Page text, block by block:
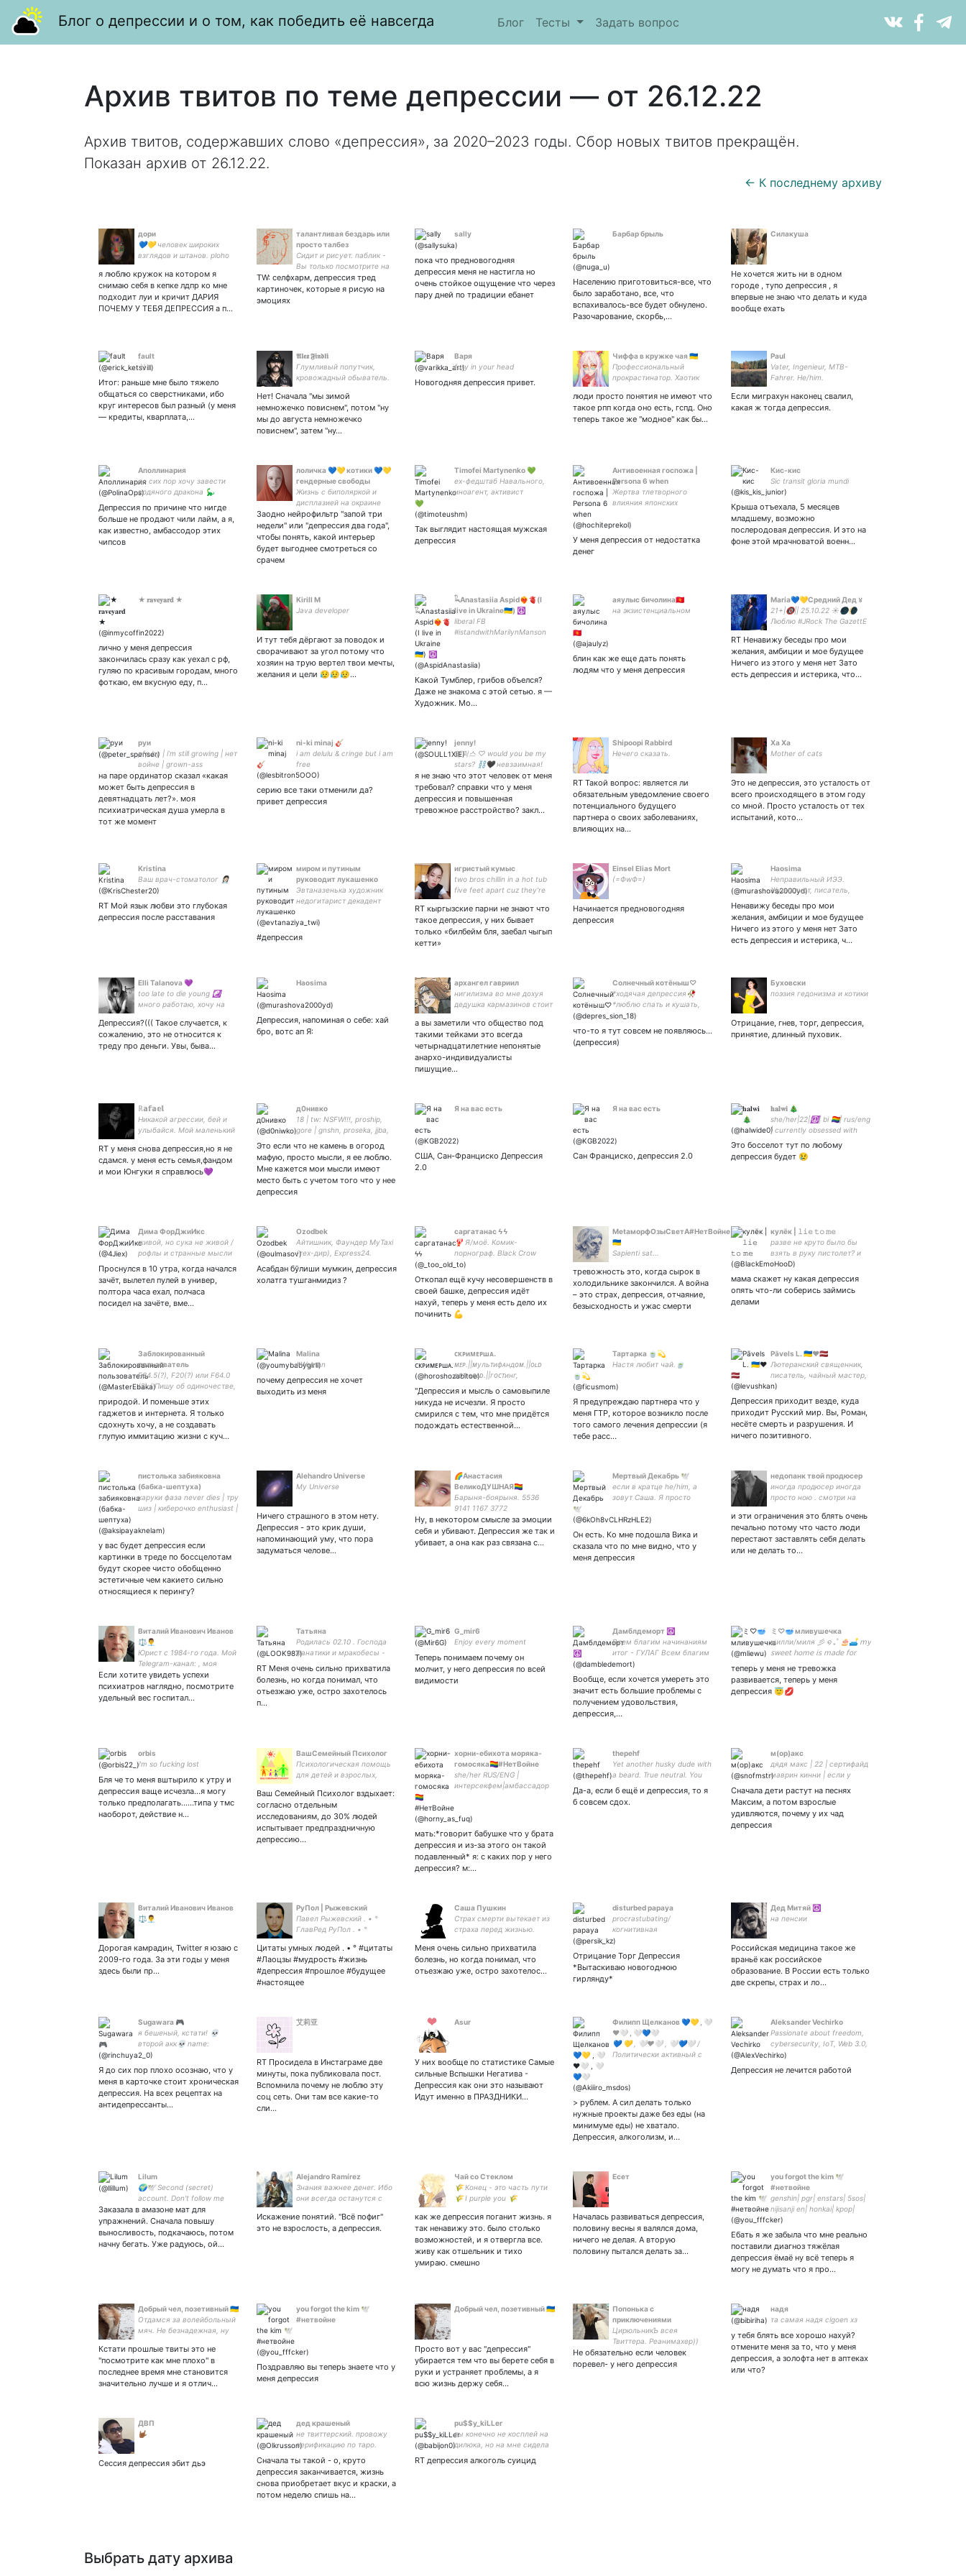
Блог о депрессии и о том, как победить её навсегда Блог Тесты Задать вопрос
Архив твитов по теме депрессии — от 26.12.22
Архив твитов, содержавших слово «депрессия», за 2020–2023 годы. Сбор новых твитов прекращён.
Показан архив от 26.12.22.
← К последнему архиву
дори
💙💛 человек широких
взглядов и штанов. ploho
я люблю кружок на котором я
снимаю себя в кепке лдпр ко мне
подходит луи и кричит ДАРИЯ
ПОЧЕМУ У ТЕБЯ ДЕПРЕССИЯ а п…
талантливая бездарь или
просто талбез
Сидит и рисует. паблик -
Вы только посмотрите на
это ворчащее нечто
TW: селфхарм, депрессия тред
картиночек, которые я рисую на
эмоциях
sally
пока что предновогодняя
депрессия меня не настигла но
очень стойкое ощущение что через
пару дней по традиции ебанет
Барбар брыль
Населению приготовиться-все, что
было заработано, все, что
вспахивалось-все будет обнулено.
Разочарование, скорбь,…
Силакуша
Не хочется жить ни в одном
городе , тупо депрессия , я
впервые не знаю что делать и куда
вообще ехать
fault
:))
Итог: раньше мне было тяжело
общаться со сверстниками, ибо
круг интересов был разный (у меня
— кредиты, кварплата,…
𝕬𝖑𝖊𝖝 𝕱𝖎𝖓𝖉𝖑𝖎
Глумливый попутчик,
кровожадный обыватель.
Нет! Сначала "мы зимой
немножечко повиснем", потом "ну
мы до августа немножечко
повиснем", затем "ну…
Варя
fury in your head
Новогодняя депрессия привет.
Чиффа в кружке чая 🇺🇦
Профессиональный
прокрастинатор. Хаотик
люди просто понятия не имеют что
такое рпп когда оно есть, гспд. Оно
теперь такое же "модное" как бы…
Paul
Vater, Ingenieur, MTB-
Fahrer. He/him.
Если миграхун наконец свалил,
какая ж тогда депрессия.
Аполлинария
до сих пор хочу завести
водяного дракона 🦕
Депрессия по причине что нигде
больше не продают чили лайм, а я,
как известно, амбассодор этих
чипсов
лоличка 💙💛 котики 💙💛
гендерные свободы
Жизнь с биполяркой и
дисплазией на окраине
Махачкалы и всякое
интересное про биологию
Заодно нейрофильтр "запой три
недели" или "депрессия два года",
чтобы понять, какой интерьер
будет выгоднее смотреться со
срачем
Timofei Martynenko 💚
ex-федштаб Навального,
иноагент, активист
мнение движения),
ассоциирую себя с
Россией 🕊️🇷🇺🇸🇪🏳️‍🌈
Так выглядит настоящая мужская
депрессия
Антивоенная госпожа |
Persona 6 when
Жертва тлетворного
влияния японских
для детей, мемным часом
фантазиями. Арт акк -
У меня депрессия от недостатка
денег
Кис-кис
Sic transit gloria mundi
Крыша отъехала, 5 месяцев
младшему, возможно
послеродовая депрессия. И это на
фоне этой мрачноватой военн…
★ 𝐫𝐚𝐯𝐞𝐲𝐚𝐫𝐝 ★
лично у меня депрессия
закончилась сразу как уехал с рф,
гуляю по красивым городам, много
фоткаю, ем вкусную еду, п…
Kirill M
Java developer
И тут тебя дёргают за поводок и
сворачивают за угол потому что
хозяин на трую вертел твои мечты,
желания и цели 😥😥😥…
𓆗Anastasiia Aspid❤️‍🔥🫀(I
live in Ukraine🇺🇦) ☮
liberal FB
#istandwithMarilynManson
➡️#ISTANDwithJEWS⬅️
Какой Тумблер, грибов объелся?
Даже не знакома с этой сетью. я —
Художник. Мо…
аяулыс бичолина🇰🇬
на экзистенциальном
блин как же еще дать понять
людям что у меня депрессия
Maria💙💛Средний Дед ४
21+|🔞|| 25.10.22 ☀️🌑🌘
Люблю #JRock The GazettE
🐈 Marilyn Manson📢
Rammstein🔥 И вкусно
поесть | #loki #marvel
RT Ненавижу беседы про мои
желания, амбиции и мое будущее
Ничего из этого у меня нет Зато
есть депрессия и истерика, что…
руи
pfp by | i’m still growing | нет
войне | grown-ass
borderline parental figure for
на паре ординатор сказал «какая
может быть депрессия в
девятнадцать лет?». моя
психиатрическая душа умерла в
тот же момент
ni-ki minaj 🎸
i am delulu & cringe but i am
free
серию все таки отменили да?
привет депрессия
jenny!
펠릭스 ♡ would you be my
stars? ⛓️🖤 невзаимная!
переехала с бывшая эрида
а теперь просто женя,
мяу~ тгшка!
я не знаю что этот человек от меня
требовал? справки что у меня
депрессия и повышенная
тревожное расстройство? закл…
Shipoopi Rabbird
Нечего сказать.
RT Такой вопрос: является ли
обязательным уведомление своего
потенциального будущего
партнера о своих заболеваниях,
влияющих на…
Ха Ха
Mother of cats
Это не депрессия, это усталость от
всего происходящего в этом году
со мной. Просто усталость от тех
испытаний, кото…
Kristina
Ваш врач-стоматолог 👩🏻‍⚕️
RT Мой язык любви это глубокая
депрессия после расставания
миром и путиным
руководит лукашенко
Эвтаназенька художник
недогитарист декадент
The Matrixx ахуеваю от
#депрессия
игристый кумыс
two bros chillin in a hot tub
five feet apart cuz they're
RT кыргызские парни не знают что
такое депрессия, у них бывает
только «билбейм бля, заебал чыгып
кетти»
Einsel Elias Mort
(=ФwФ=)
Начинается предновогодняя
депрессия
Haosima
Неправильный ИЭЭ.
Журналист, писатель,
выбирайте сами. Ищите
как Haosima #games #books
#dnd #taro Пытаюсь учить
🇩🇪 #she #sie 😂🌏🎮📸📖🎥
Ненавижу беседы про мои
желания, амбиции и мое будущее
Ничего из этого у меня нет Зато
есть депрессия и истерика, ч…
Elli Talanova 💜
too late to die young ☯
много работаю, хочу на
в Сеул и на Чеджу, и да,
похоже, я army bts ❤
Депрессия?((( Такое случается, к
сожалению, это не относится к
треду про деньги. Увы, быва…
Haosima
Депрессия, напоминая о себе: хай
бро, вотс ап Я:
архангел гавриил
нигилизма во мне дохуя
дедушка кармазинов стоит
говорю старина съеби
нахуй даю революционную
прокламацию и все говорю
забирай и съебывай
а вы заметили что общество под
такими тейками это всегда
четырнадцатилетние непонятые
анархо-индивидуалисты
пишущие…
Солнечный котёныш♡
*ходячая депрессия🥀
*люблю спать и кушать,
значит и тебя полюблю💗
единственный
что-то я тут совсем не появляюсь...
(депрессия)
Буховски
поэзия гедонизма и котики
Отрицание, гнев, торг, депрессия,
принятие, длинный пуховик.
ℝ𝕒𝕗𝕒𝕖𝕝
Никакой агрессии, бей и
улыбайся. Мой маленький
RT у меня снова депрессия,но я не
сдамся. у меня есть семья,фандом
и мои Юнгуки я справлюсь💜
д0нивко
18 | tw: NSFW!!!, proship,
gore | gnshn, proseka, jjba,
лблюб
Это если что не камень в огород
мафую, просто мысли, я ее люблю.
Мне кажется мои мысли имеют
место быть с учетом того что у нее
депрессия
Я на вас есть
США, Сан-Франциско Депрессия
2.0
Я на вас есть
Сан Франциско, депрессия 2.0
𝐡𝐚𝐥𝐰𝐢 🎄
she/her|22|☮️| bi 🏳️‍🌈| rus/eng
| currently obsessed with
#DeathStranding
Это босселот тут по любому
депрессия будет 😢
Дима ФорДжиИкс
живой, но сука не живой /
рофлы и странные мысли
Проснулся в 10 утра, когда начался
зачёт, вылетел пулей в универ,
полтора часа ехал, полчаса
посидел на зачёте, вме…
Ozodbek
Айтишник, Фаундер MyTaxi
(тех-дир), Express24.
Асабдан бўлиши мумкин, депрессия
холатга тушганмидиз ?
саргатанас ϟϟ
🦞 Я/моё. Комик-
порнограф. Black Crow
King. Флора из Винкс. ⵜ
Muy malo ⵜ 🖖🏻 Ярко-
желтые очки, два сердечка
на брелке, развесёлые
зрачки, я шагаю налегке.
Откопал ещё кучу несовершенств в
своей башке, депрессия идёт
нахуй, теперь у меня есть дело их
починить 💪
MetaморфОзыСветА#НетВойне
🇺🇦
Sapienti sat...
тревожность это, когда сырок в
холодильнике закончился. А война
– это страх, депрессия, отчаяние,
безысходность и ужас смерти
кулёк | 𝚕𝚒𝚎 𝚝𝚘 𝚖𝚎
разве не круто было бы
взять в руку пистолет? и
разве не классно было бы
мама скажет ну какая депрессия
опять что-ли соберись займись
делами
Заблокированный
пользователь
F84.5(?), F20(?) или F64.0
(?) / Пишу об одиночестве,
дерьмо, и о том, что живу
чтобы завтра сдохнуть
закрытка
природой. И поменьше этих
гаджетов и интернета. Я только
сдохнуть хочу, а не создавать
глупую иммитацию жизни с куч…
Malina
#Woman
почему депрессия не хочет
выходить из меня
ᴄᴋᴘиᴍᴇᴘшᴀ.
ᴍᴇᴘ.||ᴍульᴛифᴀʜдᴏᴍ.||ᴏʟᴅ
ʙᴜᴛ ɢᴏʟᴅ.||гᴏᴄᴛиʜг,
бᴀᴋлᴀʜᴄᴛʙᴏ,
щиᴛпᴏᴄᴛиʜг.||11.12.21.♡||🎄
"Депрессия и мысль о самовыпиле
никуда не исчезли. Я просто
смирился с тем, что мне придётся
подождать естественной…
Тартарка 🍵💫
Настя любит чай.🍵
Я предупреждаю партнера что у
меня ГТР, которое возникло после
того самого лечения депрессии (я
тебе расс…
Pāvels L. 🇺🇦❤️🇱🇻
Лютеранский священник,
писатель, чайный мастер,
преподаватель медитации.
Депрессия приходит везде, куда
приходит Русский мир. Вы, Роман,
несёте смерть и разрушения. И
ничего позитивного.
пистолька забияковна
(бабка-шептуха)
харуки фаза never dies | тру
шиз | киберочко enthusiast |
беловд | pfp cr:
у вас будет депрессия если
картинки в треде по боссцелотам
будут скорее чисто обобщенно
эстетичные чем какието сильно
относящиеся к перингу?
Alehandro Universe
My Universe
Ничего страшного в этом нету.
Депрессия - это крик души,
напоминающий уму, что пора
задуматься челове…
🌈Анастасия
ВеликоДУШНАЯ🏳️‍🌈
Барыня-боярыня. 5536
9141 1167 3772
Ну, в некотором смысле за эмоции
себя и убивают. Депрессия же так и
убивает, а она как раз связана с…
Мертвый Декабрь 🕊️
если в кратце he/him, а
зовут Саша. Я просто
фотограф. Уже ноет про
подпишитесь на тг канал
пожалуйста
Он есть. Ко мне подошла Вика и
сказала что по мне видно, что у
меня депрессия
недопанк твой продюсер
иногда продюсер иногда
просто ною . смотри на
без штор. корабль тонет но
оркестр продолжит играть
и эти ограничения это блять очень
печально потому что часто люди
перестают заставлять себя делать
или не делать то…
Виталий Иванович Иванов
⚖️👨‍💼
Юрист с 1984-го года. Мой
Telegram-канал: , моя
Telegram-группа: .
Фолловинг, ретвит, лайк ≠
одобрению. ☝
Если хотите увидеть успехи
психиатров наглядно, посмотрите
удельный вес госпитал…
Татьяна
Родилась 02.10 . Господа
фанатики и мракобесы -
Навальнята, я не с вами.
Быть против путинизма -
это не значит
RT Меня очень сильно прихватила
болезнь, но когда понимал, что
отьезжаю уже, остро захотелось
п…
G_mir6
Enjoy every moment
Теперь понимаем почему он
молчит, у него депрессия по всей
видимости
Дамблдеморт ☮️
Всем благим начинаниям
итог - ГУЛАГ Всем благим
начинаниям итог - Дахау
итог - пиздец
Вообще, если хочется умереть это
значит есть большие проблемы с
получением удовольствия,
депрессия,…
ミ♡🥣 мливушечка
милли/миля 彡 ໑ ₊˚ 🎂🛋 𝗆𝗒
𝗌𝗐𝖾𝖾𝗍 𝗁𝗈𝗆𝖾 𝗂𝗌 𝗆𝖺𝖽𝖾 𝖿𝗈𝗋
теперь у меня не тревожка
развивается, теперь у меня
депрессия 😇💋
orbis
i'm so fucking lost
Бля че то меня вштырило к утру и
депрессия ваще исчезла…я могу
только предполагать……типа у тмс
наоборот, действие н…
ВашСемейный Психолог
Психологическая помощь
для детей и взрослых,
консультации психолога и
логопеда 8911-362-21-77
(г.Псков) vsp14psk (заявка
на Skype)
Ваш Семейный Психолог вздыхает:
согласно отдельным
исследованиям, до 30% людей
испытывает предпраздничную
депрессию…
хорни-ебихота моряка-
гомосяка🏳️‍🌈#НетВойне
she/her RUS/ENG |
интерсекфем|амбассадор
|21↑| |прежде чем
карточку!|
мать:*говорит бабушке что у брата
депрессия и из-за этого он такой
подавленный* я: с каких пор у него
депрессия? м:…
thepehf
Yet another husky dude with
a beard. True neutral. You
can call me Susan if it makes
you happy. #мысливслух
#фразыбезконтекста
Да-а, если б ещё и депрессия, то я
б совсем сдох.
м(ор)акс
дядя макс | 22 | сертифайд
маврин кинни | если у
хейтеров, значит, я умер |
жн клчн трхн
Сначала дети растут на песнях
Максим, а потом взрослые
удивляются, почему у их чад
депрессия
Виталий Иванович Иванов
⚖️👨‍💼
Дорогая камрадин, Twitter я юзаю с
2009-го года. За эти годы у меня
здесь были пр…
РуПол | Рыжевский
Павел Рыжевский . • °
ГлавРед РуПол . • °
Медиаэксперт . • °
многогранен и
многопригоден . • ° Связь,
важное: ; +79687115768
Цитаты умных людей . • ° #цитаты
#Лаоцзы #мудрость #жизнь
#депрессия #прошлое #будущее
#настоящее
Саша Пушкин
Страх смерти вытекает из
страха перед жизнью.
полной жизнью, готов
умереть в любой момен -
Марк Твен.
Меня очень сильно прихватила
болезнь, но когда понимал, что
отьезжаю уже, остро захотелос…
disturbed papaya
procrastubating/
когнитивная
эксбиционистка
Отрицание Торг Депрессия
*Вытаскиваю новогоднюю
гирлянду*
Дед Митяй ☮️
на пенсии
Российская медицина такое же
враньё как российское
образование. В России есть только
две скрепы, страх и ло…
Sugawara 🎮
я бешеный, кстати! 💀
второй акк💀 name:
Сугавара или Федя. у меня
Я до сих пор плохо осознаю, что у
меня в карточке стоит хроническая
депрессия. На всех рецептах на
антидепрессанты…
艾莉亚
RT Просидела в Инстаграме две
минуты, пока публиковала пост.
Вспомнила почему не люблю эту
соц сеть. Они там все какие-то
сли…
Asur
У них вообще по статистике Самые
сильные Вспышки Негатива -
Депрессия как они это называют
Идут именно в ПРАЗДНИКИ…
Филипп Щелканов 💙💛 , 🤍
❤️🤍 , 🤍💙🤍
💙 💛 , 🤍❤️🤍 , 🤍💙🤍 /
Политически активный с
> рублем. А сил делать только
нужные проекты даже без еды (на
минимуме еды) не хватало.
Депрессия, алкоголизм, и…
Aleksander Vechirko
Passionate about freedom,
cybersecurity, IoT, Web 3.0,
fintech, agriculture, robotics,
and education.
Депрессия не лечится работой
Lilum
🌍🕊️ Second (secret)
account. Don't follow me
Заказала в амазоне мат для
упражнений. Сначала повышу
выносливость, подкачаюсь, потом
начну бегать. Уже радуюсь, ой…
Alejandro Ramírez
Знания важнее денег. Ибо
они всегда останутся с
Искажение понятий. "Всё пофиг"
это не взрослость, а депрессия.
Чай со Стеклом
🌾 Конец - это часть пути
🌾 I purple you 🌾
интересным✨ 714747179
eur 🌾 skz 🌾 щитпост 🌾
(юп
как же депрессия поганит жизнь. я
так ненавижу это. было столько
возможностей, и я отвергла все.
живу как отшельник и тихо
умираю. смешно
Есет
Началась развиваться депрессия,
половину весны я валялся дома,
ничего не делая. А вторую
половину пытался делать за…
you forgot the kim 🕊
#нетвойне
genshin| pgr| enstars| 5sos|
nijisanji en| honkai| kpop|
dngnrnp| zenless zone zero|
я иногда рисую)) кинню
альбедо и шу ицуки хехе
хохо✌| ❤
Ебать я же забыла что мне реально
поставили диагноз тяжёлая
депрессия ёмаё ну всё теперь я
могу не думать что я про…
Добрый чел, позетивный 🇺🇦
Отдамся за волейбольный
мяч. Не безнадежная, ну
Кстати прошлые твиты это не
"посмотрите как мне плохо" в
последнее время мне становится
значительно лучше и я отлич…
you forgot the kim 🕊
#нетвойне
Поздравляю вы теперь знаете что у
меня депрессия
Добрый чел, позетивный 🇺🇦
Просто вот у вас "депрессия"
убирается тем что вы берете себя в
руки и устраняет проблемы, а я
всю жизнь держу себя…
Попонька с
приключениями
ЦирюльникЪ всея
Твиттера. Реанимахер))
Финалист конкурса ESTEL
COLOR LIFE. Делаю
Не обязательно если человек
поревел- у него депрессия
надя
та самая надя cigoen хз
у тебя блять все хорошо нахуй?
отмените меня за то, что у меня
депрессия, а золофта нет в аптеках
или что?
ДВП
🤟🏾
Сессия депрессия эбит дьэ
дед крашеный
не твиттерский. провожу
верификацию по таро.
Сначала ты такой - о, круто
депрессия заканчивается, жизнь
снова приобретает вкус и краски, а
потом неделю спишь на…
pu$$y_kiLLer
ты конечно не косплей на
дилюка, но на мне сидела
RT депрессия алкоголь суицид
Выбрать дату архива